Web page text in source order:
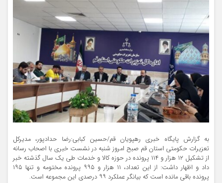
به گزارش پایگاه خبری رهپویان قم/حسین کبابی:رضا حدادپور، مدیرکل
تعزیرات حکومتی استان قم صبح امروز شنبه در نشست خبری با اصحاب رسانه
از تشکیل ۱۲ هزار و ۱۱۴ پرونده در حوزه کالا و خدمات طی یک سال گذشته خبر
داد و اظهار داشت: از این تعداد، ۱۱ هزار و ۹۹۵ پرونده مختومه و تنها ۱۹۵
پرونده باقی مانده است که بیانگر عملکرد ۹۹ درصدی این مجموعه است.